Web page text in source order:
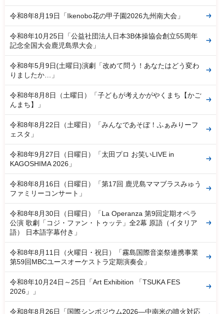
令和8年8月19日「Ikenobo花の甲子園2026九州南大会」
令和8年10月25日「公益社団法人日本3B体操協会創立55周年
記念全国大会鹿児島県大会」
令和8年5月9日(土曜日)演劇「改めて問う！あなたはどう変わ
りましたか…」
令和8年8月8日（土曜日）「子どもが考えかがやくまち【かご
んまち】」
令和8年8月22日（土曜日）「みんなであそぼ！ふぁみりーフ
ェスタ」
令和8年9月27日（日曜日）「太田プロ お笑いLIVE in
KAGOSHIMA 2026」
令和8年8月16日（日曜日）「第17回 鹿児島ママブラスみゅう
ファミリーコンサート」
令和8年8月30日（日曜日）「La Operanza 第9回定期オペラ
公演 歌劇「コジ・ファン・トゥッテ」全2幕 原語（イタリア
語） 日本語字幕付き」
令和8年8月11日（火曜日・祝日）「霧島国際音楽祭連携事業
第59回MBCユースオーケストラ定期演奏会」
令和8年10月24日～25日「Art Exhibition 「TSUKA FES
2026」」
令和8年8月26日「国際シンポジウム2026―中南米の噴火対応